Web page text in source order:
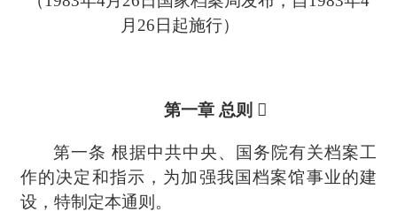
月26日起施行）
第一章总则 
第一条 根据中共中央、国务院有关档案工
作的决定和指示，为加强我国档案馆事业的建
设，特制定本通则。